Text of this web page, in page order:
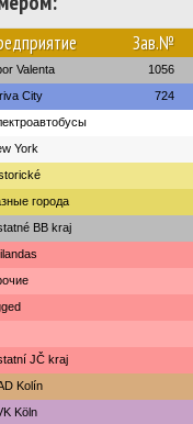
Зав.№
Valenta 1056
City 724
York‎‎‎‎‎‎‎
города
BB kraj
JČ kraj
Kolín
Köln